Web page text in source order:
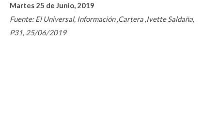
Martes 25 de Junio, 2019
Fuente: El Universal, Información ,Cartera ,Ivette Saldaña,
P31, 25/06/2019